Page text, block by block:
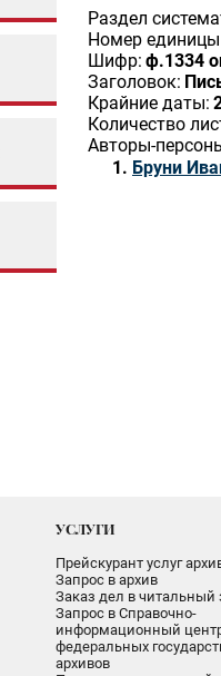
Раздел
Номер единицы
Шифр: ф.1334
Заголовок:
Крайние даты:
Количество
Авторы-
Бруни
УСЛУГИ
Прейскурант услуг
Запрос в архив
Заказ дел в читальный
Запрос в Справочно-
информационный
федеральных
архивов